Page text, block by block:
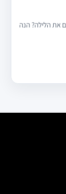
את הלילה? הנה